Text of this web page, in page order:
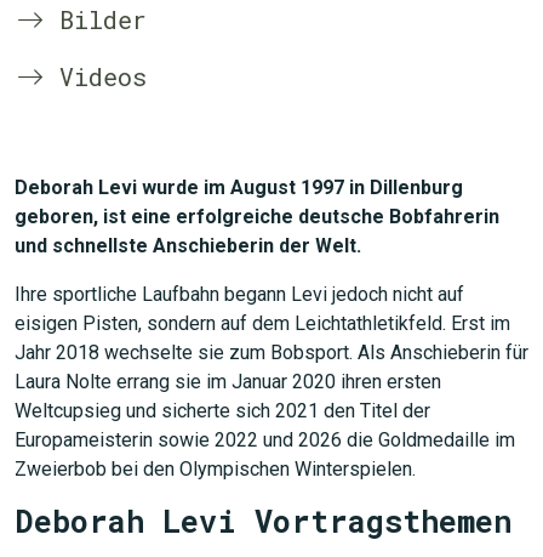
Bilder
Videos
Deborah Levi wurde im August 1997 in Dillenburg
geboren, ist eine erfolgreiche deutsche Bobfahrerin
und schnellste Anschieberin der Welt.
Ihre sportliche Laufbahn begann Levi jedoch nicht auf
eisigen Pisten, sondern auf dem Leichtathletikfeld. Erst im
Jahr 2018 wechselte sie zum Bobsport. Als Anschieberin für
Laura Nolte errang sie im Januar 2020 ihren ersten
Weltcupsieg und sicherte sich 2021 den Titel der
Europameisterin sowie 2022 und 2026 die Goldmedaille im
Zweierbob bei den Olympischen Winterspielen.
Deborah Levi Vortragsthemen